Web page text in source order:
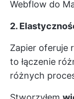
Webflow do
2.
Zapier oferuje
to łączenie
różnych